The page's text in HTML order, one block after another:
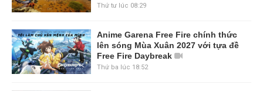
Thứ tư lúc 08:29
Anime Garena Free Fire chính thức
lên sóng Mùa Xuân 2027 với tựa đề
Free Fire Daybreak
Thứ ba lúc 18:52